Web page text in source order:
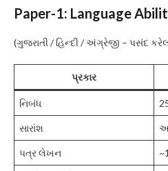
Paper-1: Language
(ગુજરાતી / હિન્દી / અંગ્રેજી – પસંદ
પ્રકાર
નિબંધ
સારાંશ
પત્ર લેખન